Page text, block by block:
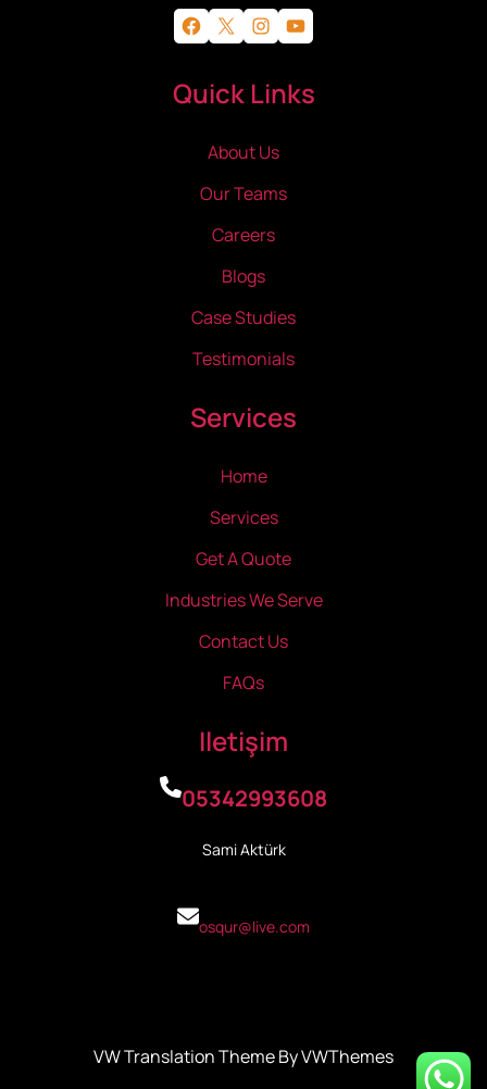
Facebook X Instagram YouTube
Quick Links
About Us
Our Teams
Careers
Blogs
Case Studies
Testimonials
Services
Home
Services
Get A Quote
Industries We Serve
Contact Us
FAQs
Iletişim
05342993608
Sami Aktürk
osqur@live.com
VW Translation Theme By VWThemes